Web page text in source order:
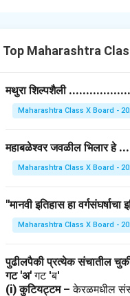
स्वरूप आणि महत्त्व:
स्थान, नदीकिनारा,
2.ऐतिहासिक संदर्भ:
स्थळ कोशाचा उपयोग होतो.
ठिकाणांची नोंद करतो, हा
4.आधुनिक प्रयत्न:
थोडक्यात, स्थळ कोश हे
करतात.
Download Solution in
Top Maharashtra
मथुरा शिल्पशैली
Maharashtra Class X Board -
महाबळेश्वर जवळील भिलार हे
Maharashtra Class X Board -
"मानवी इतिहास हा
Maharashtra Class X Board -
पुढीलपैकी प्रत्येक संचातील
गट 'अ'गट 'ब'
(i) कुटियट्टम– केरळमधील